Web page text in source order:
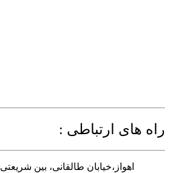
راه های ارتباطی :
اهواز،خیابان طالقانی، بین شریعتی